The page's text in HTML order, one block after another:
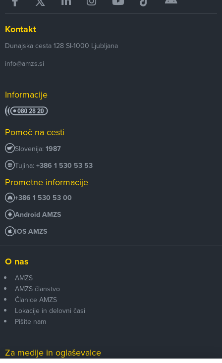
Kontakt
Dunajska cesta 128 SI-1000 Ljubljana
info@amzs.si
Informacije
Pomoč na cesti
Slovenija: 1987
Tujina: +386 1 530 53 53
Prometne informacije
+386 1 530 53 00
Android AMZS
iOS AMZS
O nas
AMZS
AMZS članstvo
Članice AMZS
Lokacije in delovni časi
Pišite nam
Za medije in oglaševalce